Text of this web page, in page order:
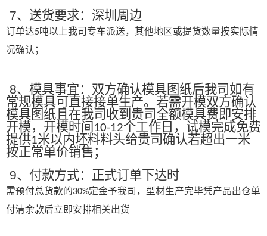
7、送货要求：深圳周边
订单达5吨以上我司专车派送，其他地区或提货数量按实际情
况确认；
8、模具事宜：双方确认模具图纸后我司如有
常规模具可直接接单生产。若需开模双方确认
模具图纸且在我司收到贵司全额模具费即安排
开模，开模时间 10-12个工作日，试模完成免费
提供1米以内坯料料头给贵司确认若超出一米
按正常单价销售；
9、付款方式：正式订单下达时
需预付总货款的30%定金予我司，型材生产完毕凭产品出仓单
付清余款后立即安排相关出货